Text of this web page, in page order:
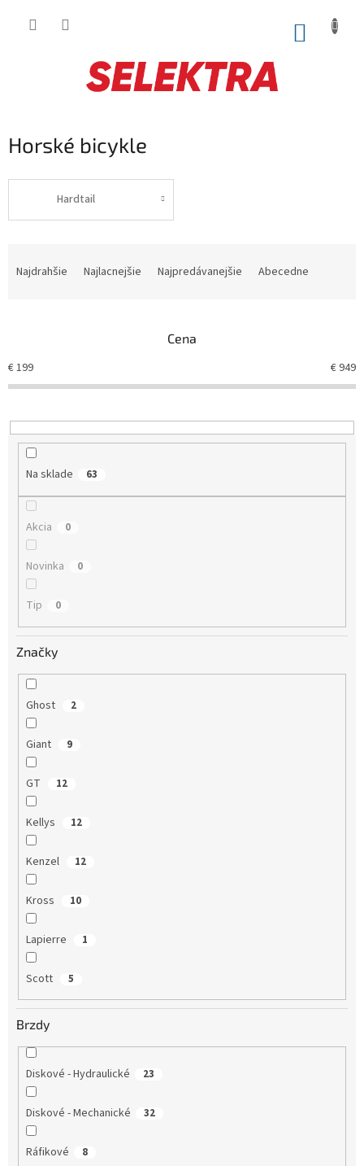
Horské bicykle
Hardtail
e
p
r
d
Najdrahšie Najlacnejšie Najpredávanejšie Abecedne
Cena
€199 €949
Na sklade 63
Akcia 0
Novinka 0
Tip 0
Značky
Ghost 2
Giant 9
GT 12
Kellys 12
Kenzel 12
Kross 10
Lapierre 1
Scott 5
Brzdy
Diskové - Hydraulické 23
Diskové - Mechanické 32
Ráfikové 8